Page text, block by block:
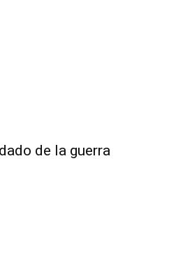
de la guerra